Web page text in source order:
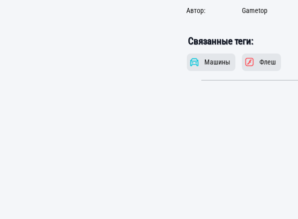
Автор:
Gametop
Связанные теги:
Машины Флеш